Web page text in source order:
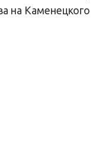
на Каменецкого